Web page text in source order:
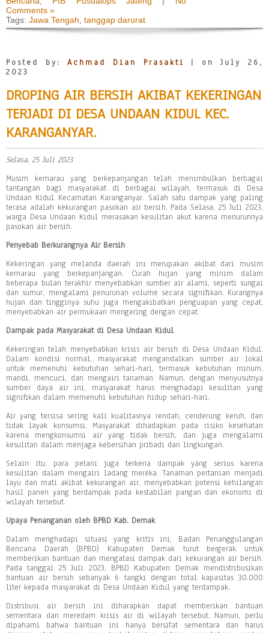
Comments »
Tags: Jawa Tengah tanggap darurat
Posted by:Achmad Dian Prasakti
| on July 26,
2023
DROPING AIR BERSIH AKIBAT KEKERINGAN
TERJADI DI DESA UNDAAN KIDUL KEC.
KARANGANYAR.
Selasa, 25 Juli 2023
Musim kemarau yang berkepanjangan telah menimbulkan berbagai
tantangan bagi masyarakat di berbagai wilayah, termasuk di Desa
Undaan Kidul Kecamatan Karanganyar. Salah satu dampak yang paling
terasa adalah kekurangan pasokan air bersih. Pada Selasa, 25 Juli 2023,
warga Desa Undaan Kidul merasakan kesulitan akut karena menurunnya
pasokan air bersih.
Penyebab Berkurangnya Air Bersih
Kekeringan yang melanda daerah ini merupakan akibat dari musim
kemarau yang berkepanjangan. Curah hujan yang minim dalam
beberapa bulan terakhir menyebabkan sumber air alami, seperti sungai
dan sumur, mengalami penurunan volume secara signifikan. Kurangnya
hujan dan tingginya suhu juga mengakibatkan penguapan yang cepat,
menyebabkan air permukaan mengering dengan cepat.
Dampak pada Masyarakat di Desa Undaan Kidul
Kekeringan telah menyebabkan krisis air bersih di Desa Undaan Kidul.
Dalam kondisi normal, masyarakat mengandalkan sumber air lokal
untuk memenuhi kebutuhan sehari-hari, termasuk kebutuhan minum,
mandi, mencuci, dan mengairi tanaman. Namun, dengan menyusutnya
sumber daya air ini, masyarakat harus menghadapi kesulitan yang
signifikan dalam memenuhi kebutuhan hidup sehari-hari.
Air yang tersisa sering kali kualitasnya rendah, cenderung keruh, dan
tidak layak konsumsi. Masyarakat dihadapkan pada risiko kesehatan
karena mengkonsumsi air yang tidak bersih, dan juga mengalami
kesulitan dalam menjaga kebersihan pribadi dan lingkungan.
Selain itu, para petani juga terkena dampak yang serius karena
kesulitan dalam mengairi ladang mereka. Tanaman pertanian menjadi
layu dan mati akibat kekurangan air, menyebabkan potensi kehilangan
hasil panen yang berdampak pada kestabilan pangan dan ekonomi di
wilayah tersebut.
Upaya Penanganan oleh BPBD Kab. Demak
Dalam menghadapi situasi yang kritis ini, Badan Penanggulangan
Bencana Daerah (BPBD) Kabupaten Demak turut bergerak untuk
memberikan bantuan dan mengatasi dampak dari kekurangan air bersih.
Pada tanggal 25 Juli 2023, BPBD Kabupaten Demak mendistribusikan
bantuan air bersih sebanyak 6 tangki dengan total kapasitas 30.000
liter kepada masyarakat di Desa Undaan Kidul yang terdampak.
Distribusi air bersih ini diharapkan dapat memberikan bantuan
sementara dan meredam krisis air di wilayah tersebut. Namun, perlu
dipahami bahwa bantuan ini hanya bersifat sementara dan harus